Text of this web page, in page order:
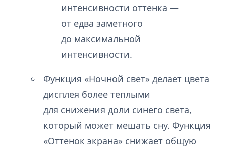
интенсивности оттенка —
от едва заметного
до максимальной
интенсивности.
Функция «Ночной свет» делает цвета
дисплея более теплыми
для снижения доли синего света,
который может мешать сну. Функция
«Оттенок экрана» снижает общую